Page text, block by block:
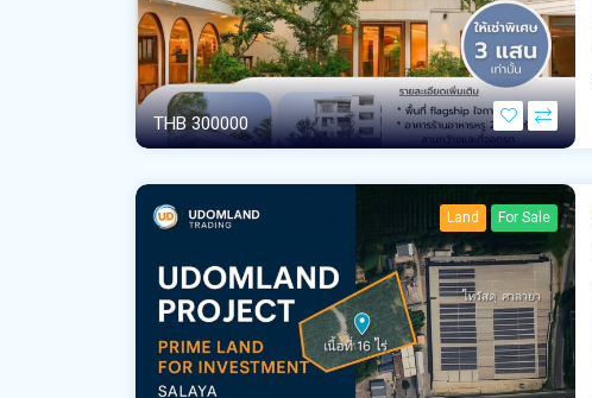
THB 300000
Land For Sale